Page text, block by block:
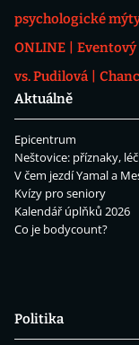
psychologické
ONLINE
vs. Pudilová
Aktuálně
Epicentrum
Neštovice: příznaky,
V čem jezdí Yamal a
Kvízy pro seniory
Kalendář úplňků 2026
Co je bodycount?
Politika